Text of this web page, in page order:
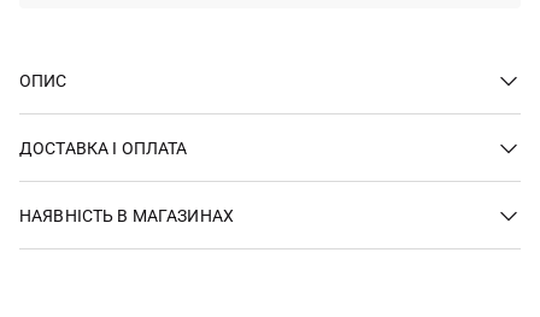
ОПИС
ДОСТАВКА І ОПЛАТА
НАЯВНІСТЬ В МАГАЗИНАХ